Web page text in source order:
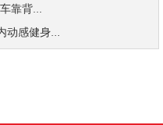
靠背...
动感健身...